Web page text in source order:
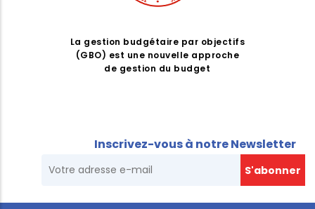
La gestion budgétaire par objectifs
(GBO) est une nouvelle approche
de gestion du budget
Inscrivez-vous à notre Newsletter